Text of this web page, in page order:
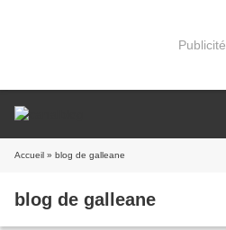
Publicité
Accueil » blog de galleane
blog de galleane